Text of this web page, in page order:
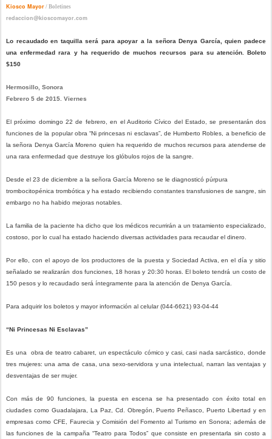
Kiosco Mayor / Boletines
redaccion@kioscomayor.com
Lo recaudado en taquilla será para apoyar a la señora Denya García, quien padece
una enfermedad rara y ha requerido de muchos recursos para su atención. Boleto
$150
Hermosillo, Sonora
Febrero 5 de 2015. Viernes
El próximo domingo 22 de febrero, en el Auditorio Cívico del Estado, se presentarán dos
funciones de la popular obra “Ni princesas ni esclavas”, de Humberto Robles, a beneficio de
la señora Denya García Moreno quien ha requerido de muchos recursos para atenderse de
una rara enfermedad que destruye los glóbulos rojos de la sangre.
Desde el 23 de diciembre a la señora García Moreno se le diagnosticó púrpura
trombocitopénica trombótica y ha estado recibiendo constantes transfusiones de sangre, sin
embargo no ha habido mejoras notables.
La familia de la paciente ha dicho que los médicos recurrirán a un tratamiento especializado,
costoso, por lo cual ha estado haciendo diversas actividades para recaudar el dinero.
Por ello, con el apoyo de los productores de la puesta y Sociedad Activa, en el día y sitio
señalado se realizarán dos funciones, 18 horas y 20:30 horas. El boleto tendrá un costo de
150 pesos y lo recaudado será íntegramente para la atención de Denya García.
Para adquirir los boletos y mayor información al celular (044-6621) 93-04-44
“Ni Princesas Ni Esclavas”
Es una obra de teatro cabaret, un espectáculo cómico y casi, casi nada sarcástico, donde
tres mujeres: una ama de casa, una sexo-servidora y una intelectual, narran las ventajas y
desventajas de ser mujer.
Con más de 90 funciones, la puesta en escena se ha presentado con éxito total en
ciudades como Guadalajara, La Paz, Cd. Obregón, Puerto Peñasco, Puerto Libertad y en
empresas como CFE, Faurecia y Comisión del Fomento al Turismo en Sonora; además de
las funciones de la campaña “Teatro para Todos” que consiste en presentarla sin costo a